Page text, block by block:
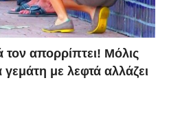
τον απορρίπτει! Μόλις
γεμάτη με λεφτά αλλάζει